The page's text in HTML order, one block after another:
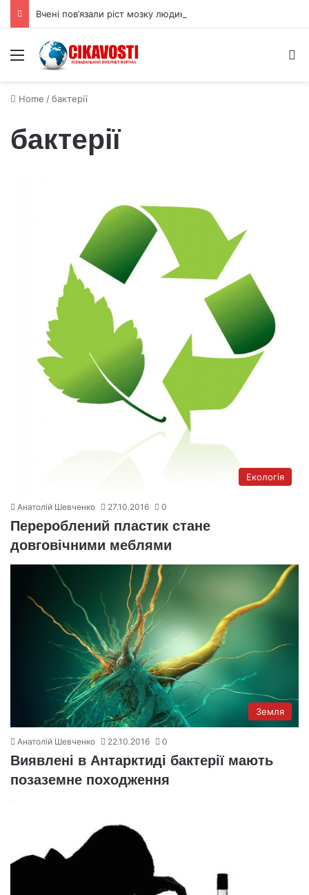
Вчені пов’язали ріст мозку людини з цукрами в раціоні
Menu
Home /бактерії
бактерії
Екологія
Анатолій Шевченко 27.10.2016 0
Перероблений пластик стане
довговічними меблями
Земля
Анатолій Шевченко 22.10.2016 0
Виявлені в Антарктиді бактерії мають
позаземне походження